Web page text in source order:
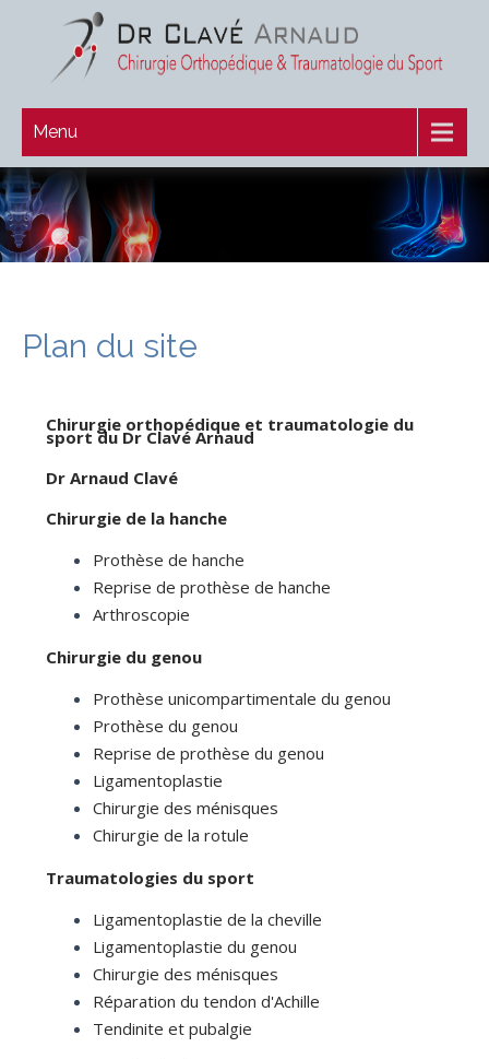
Menu
Plan du site
Chirurgie orthopédique et traumatologie du
sport du Dr Clavé Arnaud
Dr Arnaud Clavé
Chirurgie de la hanche
Prothèse de hanche
Reprise de prothèse de hanche
Arthroscopie
Chirurgie du genou
Prothèse unicompartimentale du genou
Prothèse du genou
Reprise de prothèse du genou
Ligamentoplastie
Chirurgie des ménisques
Chirurgie de la rotule
Traumatologies du sport
Ligamentoplastie de la cheville
Ligamentoplastie du genou
Chirurgie des ménisques
Réparation du tendon d'Achille
Tendinite et pubalgie